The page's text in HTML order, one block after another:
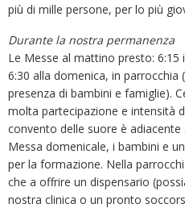
più di mille persone, per lo più
Durante la nostra permanenza
Le Messe al mattino presto:
6:30 alla domenica, in parrocchia
presenza di bambini e famiglie).
molta partecipazione e intensità
convento delle suore è
Messa domenicale, i bambini e
per la formazione. Nella
che a offrire un dispensario
nostra clinica o un pronto